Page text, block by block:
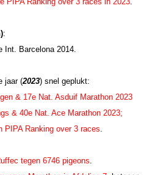
:
Int. Barcelona 2014.
jaar (2023) snel geplukt:
& 17e Nat. Asduif Marathon 2023
& 40e Nat. Ace Marathon 2023;
PIPA Ranking over 3 races
tegen 6746 pigeons